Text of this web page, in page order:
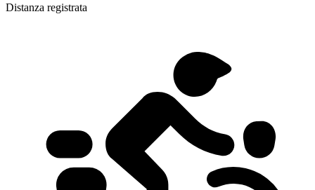
Distanza registrata